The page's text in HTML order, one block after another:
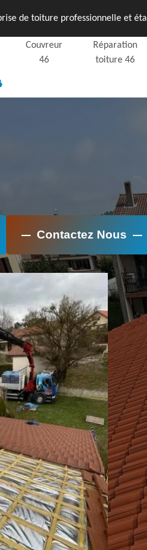
de toiture professionnelle et
Couvreur
46
Réparation
toiture 46
Contactez Nous